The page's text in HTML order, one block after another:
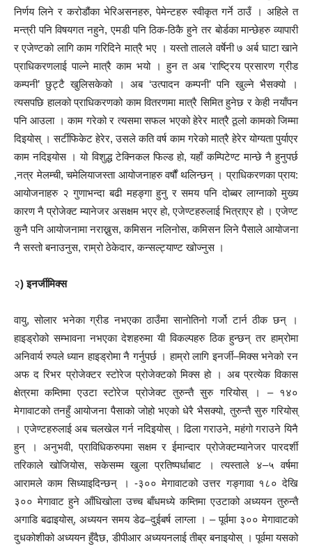
निर्णय लिने र करोडौंका भेरिअसनहरु, पेमेन्टहरु स्वीकृत गर्ने ठाउँ । अहिले त
मन्त्री पनि विषयगत नहुने, एमडी पनि ठिक-ठिकै हुने तर बोर्डका मान्छेहरु व्यापारी
र एजेण्टको लागि काम गरिदिने मात्रै भए । यस्तो तालले वर्षेनी ७ अर्ब घाटा खाने
प्राधिकरणलाई पाल्ने मात्रै काम भयो । हुन त अब ‘राष्ट्रिय प्रसारण ग्रीड
कम्पनी’ छुट्टै खुलिसकेको । अब ‘उत्पादन कम्पनी’ पनि खुल्ने भैसक्यो ।
त्यसपछि हालको प्राधिकरणको काम वितरणमा मात्रै सिमित हुनेछ र केही नयाँपन
पनि आउला । काम गरेको र त्यसमा सफल भएको हेरेर मात्रै ठूलो कामको जिम्मा
दिइयोस् । सर्टीफिकेट हेरेर, उसले कति वर्ष काम गरेको मात्रै हेरेर योग्यता पुर्याएर
काम नदिइयोस । यो विशुद्ध टेक्निकल फिल्ड हो, यहाँ कम्पिटेण्ट मान्छे नै हुनुपर्छ
,नत्र मेलम्ची, चमेलियाजस्ता आयोजनाहरु वर्षौं थलिन्छन् । प्राधिकरणका प्राय:
आयोजनाहरु २ गुणाभन्दा बढी महङ्गा हुनु र समय पनि दोब्बर लाग्नाको मुख्य
कारण नै प्रोजेक्ट म्यानेजर असक्षम भएर हो, एजेण्टहरुलाई भित्राएर हो । एजेण्ट
कुनै पनि आयोजनामा नराख्नुस, कमिसन नलिनोस, कमिसन लिने पैसाले आयोजना
नै सस्तो बनाउनुस, राम्रो ठेकेदार, कन्सल्ट्याण्ट खोज्नुस ।
२) इनर्जीमिक्स
वायु, सोलार भनेका ग्रीड नभएका ठाउँमा सानोतिनो गर्जो टार्न ठीक छन् ।
हाइड्रोको सम्भावना नभएका देशहरुमा यी विकल्पहरु ठिक हुन्छन् तर हाम्रोमा
अनिवार्य रुपले ध्यान हाइड्रोमा नै गर्नुपर्छ । हाम्रो लागि इनर्जी–मिक्स भनेको रन
अफ द रिभर प्रोजेक्टर स्टोरेज प्रोजेक्टको मिक्स हो । अब प्रत्येक विकास
क्षेत्रमा कम्तिमा एउटा स्टोरेज प्रोजेक्ट तुरुन्तै सुरु गरियोस् । – १४०
मेगावाटको तनहुँ आयोजना पैसाको जोहो भएको धेरै भैसक्यो, तुरुन्तै सुरु गरियोस्
। एजेण्टहरुलाई अब चलखेल गर्न नदिइयोस् । ढिला गराउने, महंगो गराउने यिनै
हुन् । अनुभवी, प्राविधिकरुपमा सक्षम र ईमान्दार प्रोजेक्टम्यानेजर पारदर्शी
तरिकाले खोजियोस, सकेसम्म खुला प्रतिष्पर्धाबाट । त्यस्ताले ४–५ वर्षमा
आरामले काम सिध्याइदिन्छन् । -३०० मेगावाटको उत्तर गङ्गावा १८० देखि
३०० मेगावाट हुने आँधिखोला उच्च बाँधमध्ये कम्तिमा एउटाको अध्ययन तुरुन्तै
अगाडि बढाइयोस्, अध्ययन समय डेढ–दुईबर्ष लाग्ला । – पूर्वमा ३०० मेगावाटको
दुधकोशीको अध्ययन हुँदैछ, डीपीआर अध्ययनलाई तीब्र बनाइयोस् । पूर्वमा यसको